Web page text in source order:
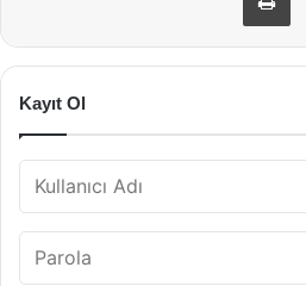
Kayıt Ol